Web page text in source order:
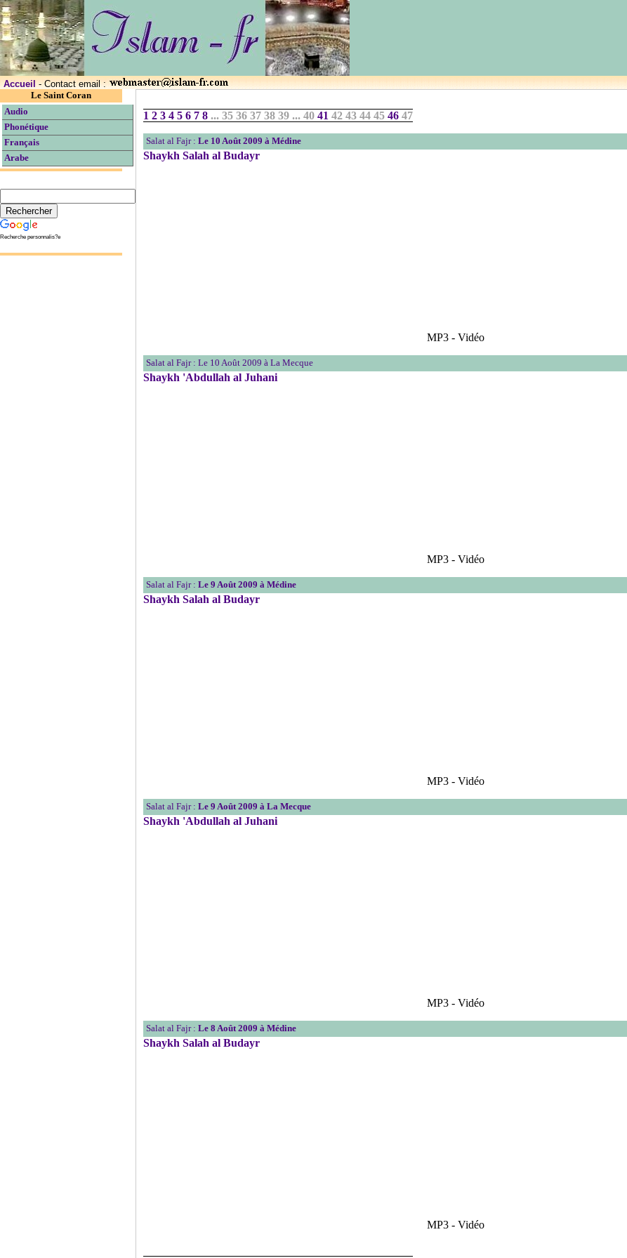
Accueil- Contact email :
Le Saint Coran
Audio
Phonétique
Français
Arabe
Recherche personnalis?e
1 2 3 4 5 6 7 8 ... 35 36 37 38 39 ... 40 41 42 43 44 45 46 47
Salat al Fajr : Le 10 Août 2009 à Médine
Shaykh Salah al Budayr
MP3 - Vidéo
Salat al Fajr : Le 10 Août 2009 à La Mecque
Shaykh 'Abdullah al Juhani
MP3 - Vidéo
Salat al Fajr : Le 9 Août 2009 à Médine
Shaykh Salah al Budayr
MP3 - Vidéo
Salat al Fajr : Le 9 Août 2009 à La Mecque
Shaykh 'Abdullah al Juhani
MP3 - Vidéo
Salat al Fajr : Le 8 Août 2009 à Médine
Shaykh Salah al Budayr
MP3 - Vidéo